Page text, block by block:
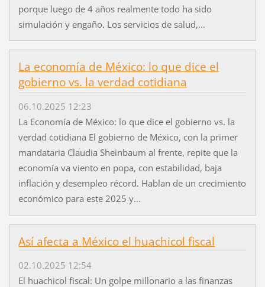
porque luego de 4 años realmente todo ha sido
simulación y engaño. Los servicios de salud,...
La economía de México: lo que dice el
gobierno vs. la verdad cotidiana
06.10.2025 12:23
La Economía de México: lo que dice el gobierno vs. la
verdad cotidiana El gobierno de México, con la primer
mandataria Claudia Sheinbaum al frente, repite que la
economía va viento en popa, con estabilidad, baja
inflación y desempleo récord. Hablan de un crecimiento
económico para este 2025 y...
Así afecta a México el huachicol fiscal
02.10.2025 12:54
El huachicol fiscal: Un golpe millonario a las finanzas